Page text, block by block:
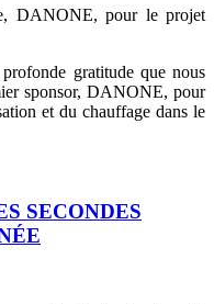
DANONE, pour le projet
gratitude que nous
sponsor, DANONE, pour
et du chauffage dans le
SECONDES